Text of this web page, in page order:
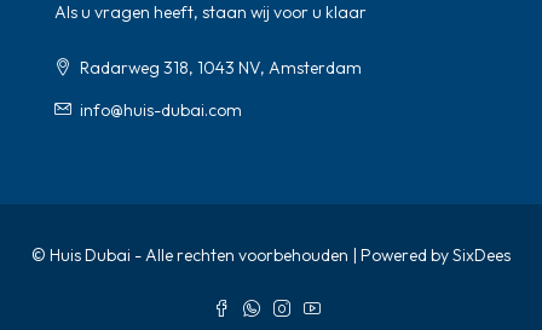
Als u vragen heeft, staan ​​wij voor u klaar
Radarweg 318, 1043 NV, Amsterdam
info@huis-dubai.com
© Huis Dubai - Alle rechten voorbehouden | Powered by SixDees